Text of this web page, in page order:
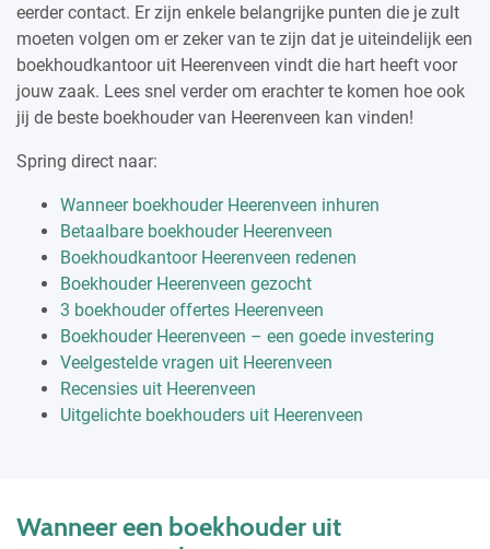
eerder contact. Er zijn enkele belangrijke punten die je zult
moeten volgen om er zeker van te zijn dat je uiteindelijk een
boekhoudkantoor uit Heerenveen vindt die hart heeft voor
jouw zaak. Lees snel verder om erachter te komen hoe ook
jij de beste boekhouder van Heerenveen kan vinden!
Spring direct naar:
Wanneer boekhouder Heerenveen inhuren
Betaalbare boekhouder Heerenveen
Boekhoudkantoor Heerenveen redenen
Boekhouder Heerenveen gezocht
3 boekhouder offertes Heerenveen
Boekhouder Heerenveen – een goede investering
Veelgestelde vragen uit Heerenveen
Recensies uit Heerenveen
Uitgelichte boekhouders uit Heerenveen
Wanneer een boekhouder uit